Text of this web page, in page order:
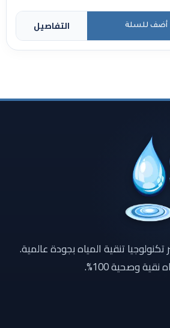
التفاصيل أضف للسلة
تكنولوجيا تنقية المياه بجودة عالمية.
وصحية 100%.